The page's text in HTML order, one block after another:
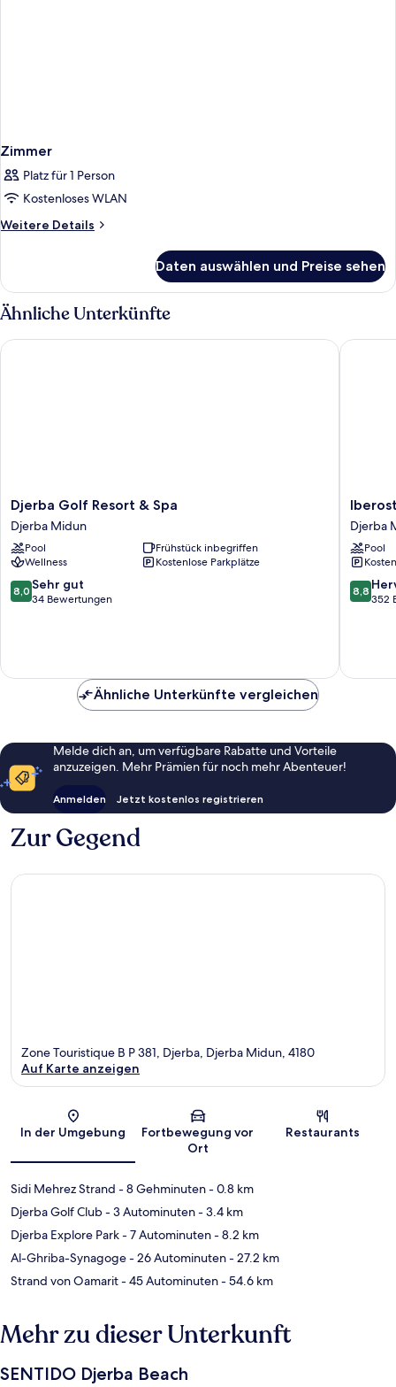
Zimmer
Platz für 1 Person
Kostenloses WLAN
Weitere Details
Weitere
Daten auswählen und Preise sehen
Ähnliche Unterkünfte
Djerba
Golf
Resort
&
Spa
Djerba
Midun
Djerba Golf Resort & Spa
Djerba Midun
Pool
Frühstück inbegriffen
Wellness
Kostenlose Parkplätze
8.0
von
Bewertungen
8,0 Sehr gut
34 Bewertungen
Djerba Golf Resort & Spa
Waves
Mehari
Djerba
Djerba
Midun
Djerba
Pool
8.8
von
8,8
352
Ähnliche Unterkünfte vergleichen
Melde dich an, um verfügbare Rabatte und Vorteile
anzuzeigen. Mehr Prämien für noch mehr Abenteuer!
Anmelden Jetzt kostenlos registrieren
Zur Gegend
Karte
Zone Touristique B P 381, Djerba, Djerba Midun, 4180
Auf Karte anzeigen
In der Umgebung
Fortbewegung vor
Ort
Restaurants
Sidi Mehrez Strand - 8 Gehminuten- 0.8 km
Djerba Golf Club- 3 Autominuten- 3.4 km
Djerba Explore Park- 7 Autominuten- 8.2 km
Al-Ghriba-Synagoge- 26 Autominuten- 27.2 km
Strand von Oamarit- 45 Autominuten- 54.6 km
Mehr zu dieser Unterkunft
SENTIDO Djerba Beach